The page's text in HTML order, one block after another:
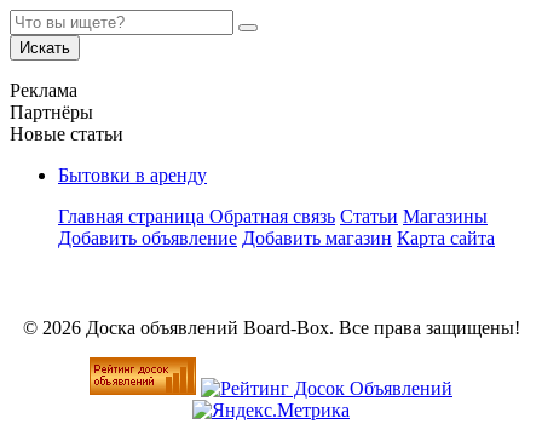
Искать
Реклама
Партнёры
Новые статьи
Бытовки в аренду
Главная страница Обратная связь Статьи Магазины
Добавить объявление Добавить магазин Карта сайта
© 2026 Доска объявлений Board-Box. Все права защищены!